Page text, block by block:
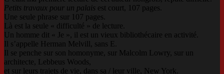
Petits travaux pour un palais est court, 107 pages.
Une seule phrase sur 107 pages.
Là est la seule « difficulté » de lecture.
Un homme dit « Je », il est un vieux bibliothécaire en activité.
Il s’appelle Herman Melvill, sans E.
Il se penche sur son homonyme, sur Malcolm Lowry, sur un
architecte, Lebbeus Woods,
et sur leurs trajets de vie, dans sa / leur ville, New York.